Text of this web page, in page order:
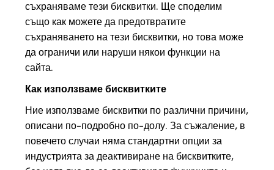
съхраняваме тези бисквитки. Ще споделим
също как можете да предотвратите
съхраняването на тези бисквитки, но това може
да ограничи или наруши някои функции на
сайта.
Как използваме бисквитките
Ние използваме бисквитки по различни причини,
описани по-подробно по-долу. За съжаление, в
повечето случаи няма стандартни опции за
индустрията за деактивиране на бисквитките,